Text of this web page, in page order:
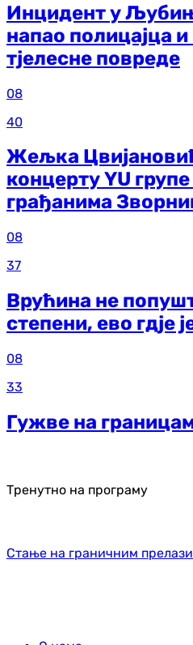
Инцидент у
напао полицајца
тјелесне повреде
08
40
Жељка
концерту YU
грађанима
08
37
Врућина не
степени, ево гдје
08
33
Гужве на
Тренутно на програму
Стање на граничним